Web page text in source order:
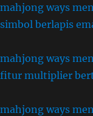
mahjong ways
simbol berlapis
mahjong ways
fitur multiplier
mahjong ways